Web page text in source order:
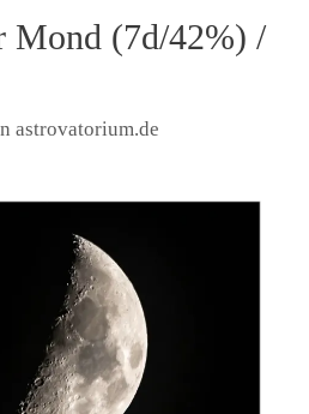
Mond (7d/42%) /
astrovatorium.de